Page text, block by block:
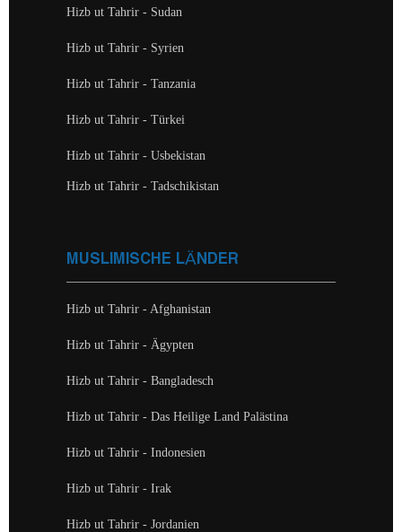
Hizb ut Tahrir - Sudan
Hizb ut Tahrir - Syrien
Hizb ut Tahrir - Tanzania
Hizb ut Tahrir - Türkei
Hizb ut Tahrir - Usbekistan
Hizb ut Tahrir - Tadschikistan
MUSLIMISCHE LÄNDER
Hizb ut Tahrir - Afghanistan
Hizb ut Tahrir - Ägypten
Hizb ut Tahrir - Bangladesch
Hizb ut Tahrir - Das Heilige Land Palästina
Hizb ut Tahrir - Indonesien
Hizb ut Tahrir - Irak
Hizb ut Tahrir - Jordanien